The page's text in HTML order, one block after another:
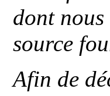
dont
source
Afin de